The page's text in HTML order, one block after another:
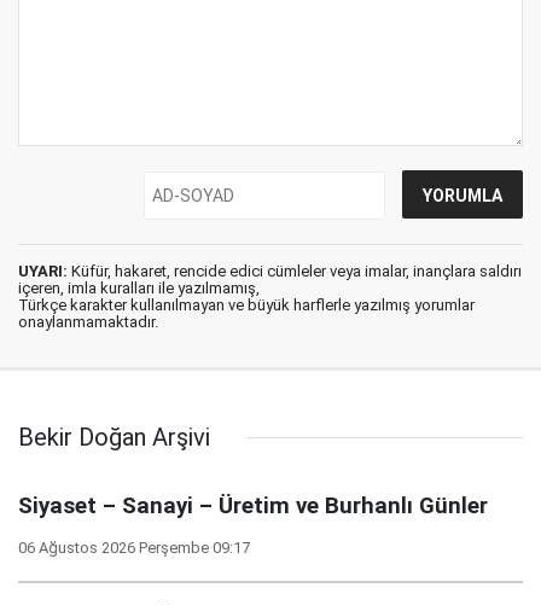
UYARI: Küfür, hakaret, rencide edici cümleler veya imalar, inançlara saldırı
içeren, imla kuralları ile yazılmamış,
Türkçe karakter kullanılmayan ve büyük harflerle yazılmış yorumlar
onaylanmamaktadır.
Bekir Doğan Arşivi
Siyaset – Sanayi – Üretim ve Burhanlı Günler
06 Ağustos 2026 Perşembe 09:17